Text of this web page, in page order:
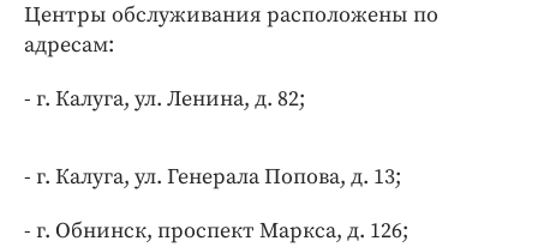
Бренд года
Работодатель года
Центры обслуживания расположены по
адресам:
- г. Калуга, ул. Ленина, д. 82;
- г. Калуга, ул. Генерала Попова, д. 13;
- г. Обнинск, проспект Маркса, д. 126;